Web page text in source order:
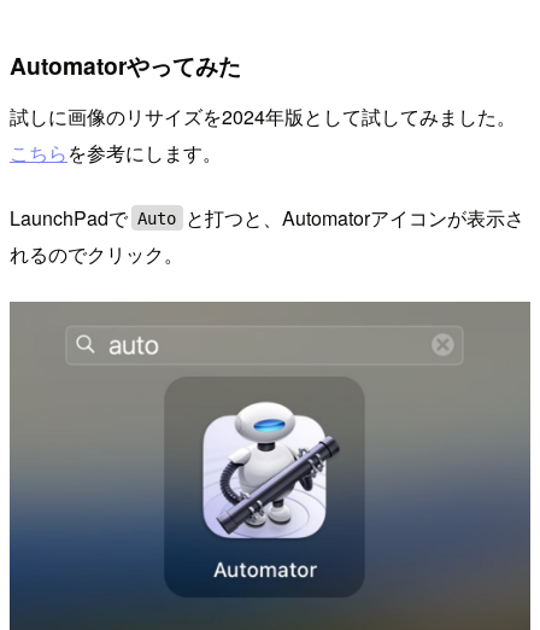
Automatorやってみた
試しに画像のリサイズを2024年版として試してみました。
こちらを参考にします。
LaunchPadで Auto
と打つと、Automatorアイコンが表示さ
れるのでクリック。